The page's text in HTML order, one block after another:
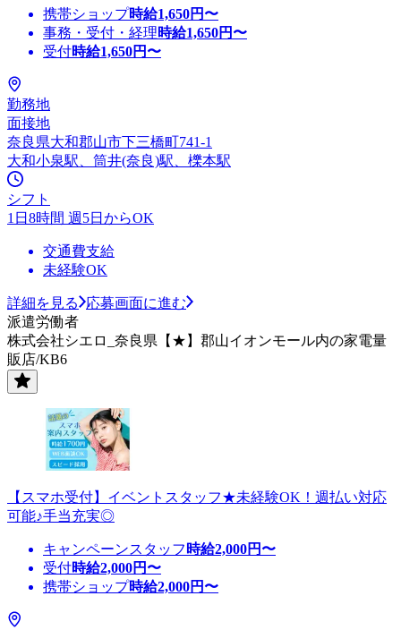
携帯ショップ時給1,650円〜
事務・受付・経理時給1,650円〜
受付時給1,650円〜
勤務地
面接地
奈良県大和郡山市下三橋町741-1
大和小泉駅、筒井(奈良)駅、櫟本駅
シフト
1日8時間 週5日からOK
交通費支給
未経験OK
詳細を見る
応募画面に進む
派遣労働者
株式会社シエロ_奈良県【★】郡山イオンモール内の家電量
販店/KB6
【スマホ受付】イベントスタッフ★未経験OK！週払い対応
可能♪手当充実◎
キャンペーンスタッフ 時給2,000円〜
受付時給2,000円〜
携帯ショップ時給2,000円〜